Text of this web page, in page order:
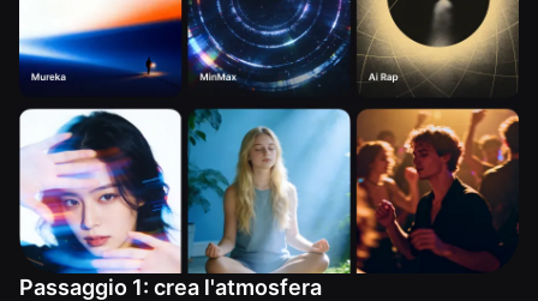
Passaggio 1: crea l'atmosfera